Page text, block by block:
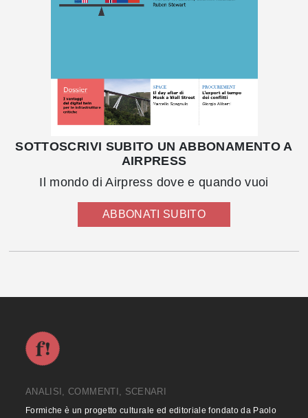
SOTTOSCRIVI SUBITO UN ABBONAMENTO A
AIRPRESS
Il mondo di Airpress dove e quando vuoi
ABBONATI SUBITO
ANALISI, COMMENTI, SCENARI
Formiche è un progetto culturale ed editoriale fondato da Paolo